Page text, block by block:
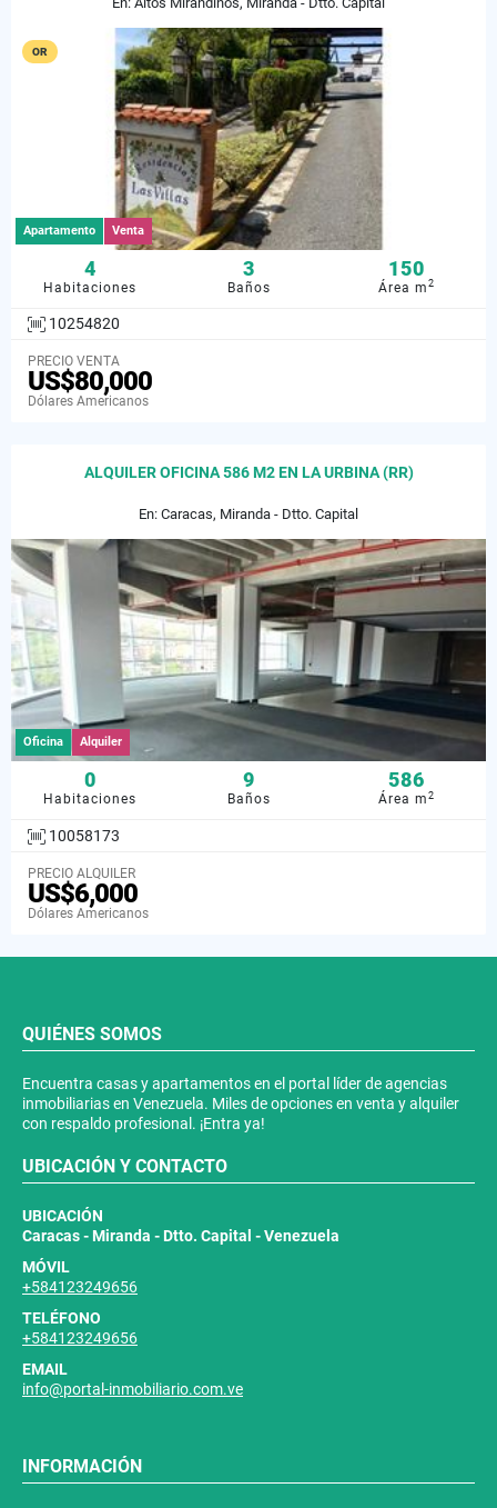
OR
Apartamento Venta
4
Habitaciones
3
Baños
150
Área m2
10254820
PRECIO VENTA
US$80,000
Dólares Americanos
ALQUILER OFICINA 586 M2 EN LA URBINA (RR)
En: Caracas, Miranda - Dtto. Capital
Oficina Alquiler
0
Habitaciones
9
Baños
586
Área m2
10058173
PRECIO ALQUILER
US$6,000
Dólares Americanos
QUIÉNES SOMOS
Encuentra casas y apartamentos en el portal líder de agencias
inmobiliarias en Venezuela. Miles de opciones en venta y alquiler
con respaldo profesional. ¡Entra ya!
UBICACIÓN Y CONTACTO
UBICACIÓN
Caracas - Miranda - Dtto. Capital - Venezuela
MÓVIL
+584123249656
TELÉFONO
+584123249656
EMAIL
info@portal-inmobiliario.com.ve
INFORMACIÓN